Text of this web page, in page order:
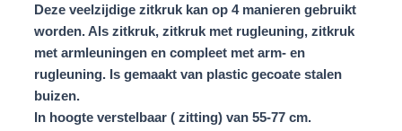
Deze veelzijdige zitkruk kan op 4 manieren gebruikt
worden. Als zitkruk, zitkruk met rugleuning, zitkruk
met armleuningen en compleet met arm- en
rugleuning. Is gemaakt van plastic gecoate stalen
buizen.
In hoogte verstelbaar ( zitting) van 55-77 cm.